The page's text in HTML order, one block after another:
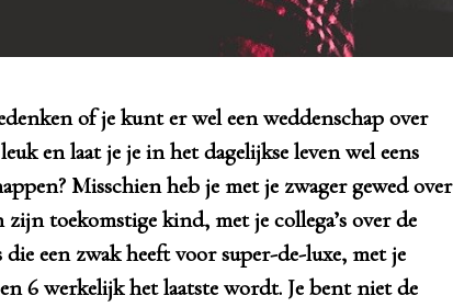
en laat je je in het dagelijkse leven wel eens
Misschien heb je met je zwager gewed over
toekomstige kind, met je collega’s over de
een zwak heeft voor super-de-luxe, met je
6 werkelijk het laatste wordt. Je bent niet de